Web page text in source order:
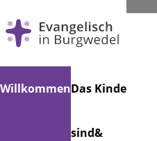
überspringen
WillkommenDas
sind
Kinder
&